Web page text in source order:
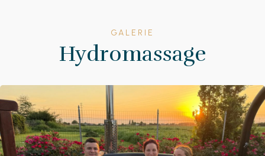
GALERIE
Hydromassage